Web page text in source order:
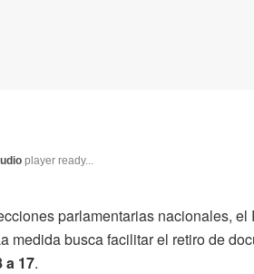
player ready...
parlamentarias nacionales,
medida busca facilitar el retiro de
a 17.